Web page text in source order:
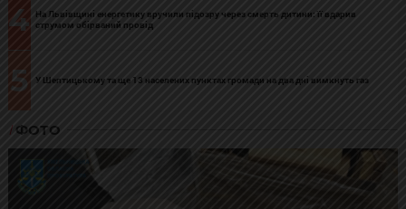
4
На Львівщині енергетику вручили підозру через смерть дитини: її вдарив
струмом обірваний провід
5 У Шептицькому та ще 13 населених пунктах громади на два дні вимкнуть газ
ФОТО